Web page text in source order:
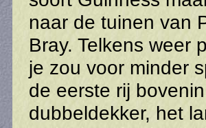
naar de tuinen van
Bray. Telkens weer
je zou voor minder
de eerste rij
dubbeldekker, het